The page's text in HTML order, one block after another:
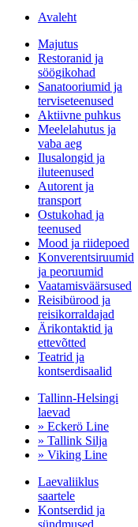
Avaleht
Majutus
Restoranid ja
söögikohad
Sanatooriumid ja
terviseteenused
Aktiivne puhkus
Meelelahutus ja
vaba aeg
Ilusalongid ja
iluteenused
Autorent ja
transport
Ostukohad ja
teenused
Mood ja riidepoed
Konverentsiruumid
ja peoruumid
Vaatamisväärsused
Reisibürood ja
reisikorraldajad
Ärikontaktid ja
ettevõtted
Teatrid ja
kontserdisaalid
Tallinn-Helsingi
laevad
» Eckerö Line
» Tallink Silja
» Viking Line
Laevaliiklus
saartele
Kontserdid ja
sündmused